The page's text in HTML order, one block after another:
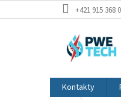
na
+421 915 368
Kontakty